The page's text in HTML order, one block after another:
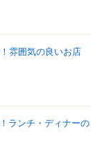
雰囲気の良いお店
ランチ・ディナーの